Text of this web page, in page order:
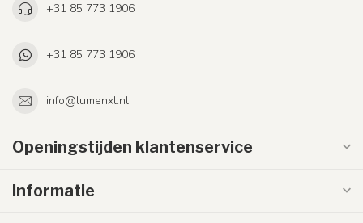
+31 85 773 1906
+31 85 773 1906
info@lumenxl.nl
Openingstijden klantenservice
Informatie